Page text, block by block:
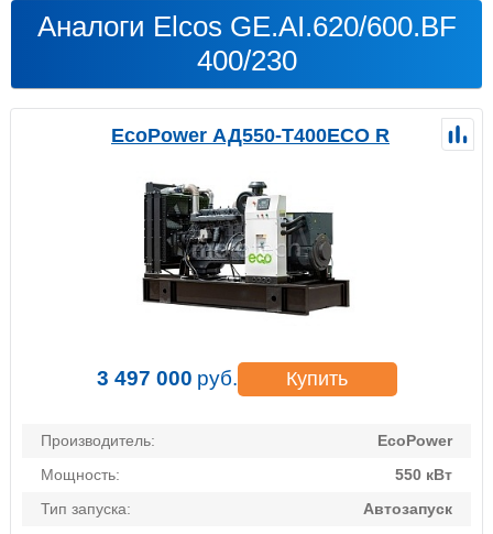
Аналоги Elcos GE.AI.620/600.BF
400/230
EcoPower АД550-T400ECO R
3 497 000 руб. Купить
Производитель:
EcoPower
Мощность:
550 кВт
Тип запуска:
Автозапуск